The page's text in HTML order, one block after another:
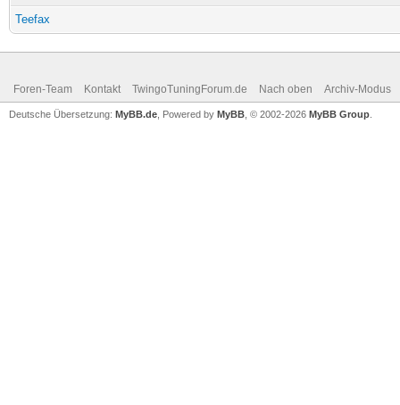
Teefax
Foren-Team Kontakt TwingoTuningForum.de Nach oben Archiv-Modus
Deutsche Übersetzung: MyBB.de , Powered by MyBB , © 2002-2026 MyBB Group